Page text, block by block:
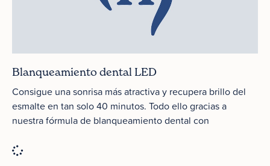
Blanqueamiento dental LED
Consigue una sonrisa más atractiva y recupera brillo del
esmalte en tan solo 40 minutos. Todo ello gracias a
nuestra fórmula de blanqueamiento dental con